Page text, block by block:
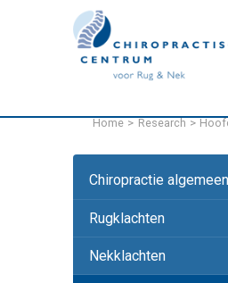
Home Research
Chiropractie algemeen
Rugklachten
Nekklachten